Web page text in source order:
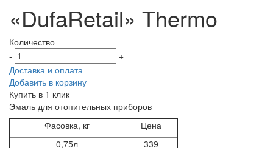
«DufaRetail» Thermo
Количество
-
+
Доставка и оплата
Добавить в корзину
Купить в 1 клик
Эмаль для отопительных приборов
Фасовка, кг
Цена
0,75л
339